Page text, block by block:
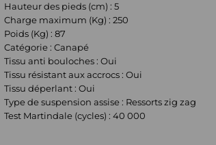
Hauteur des pieds (cm) : 5
Charge maximum (Kg) : 250
Poids (Kg) : 87
Catégorie : Canapé
Tissu anti bouloches : Oui
Tissu résistant aux accrocs : Oui
Tissu déperlant : Oui
Type de suspension assise : Ressorts zig zag
Test Martindale (cycles) : 40 000